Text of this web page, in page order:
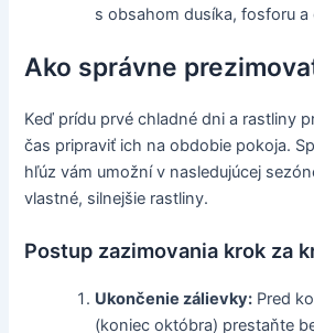
s obsahom dusíka, fosforu a
Ako správne
Keď prídu prvé chladné dni a rastliny
čas pripraviť ich na obdobie pokoja.
hľúz vám umožní v nasledujúcej
vlastné, silnejšie rastliny.
Postup zazimovania krok za
Ukončenie zálievky: Pred
(koniec októbra) prestaňte